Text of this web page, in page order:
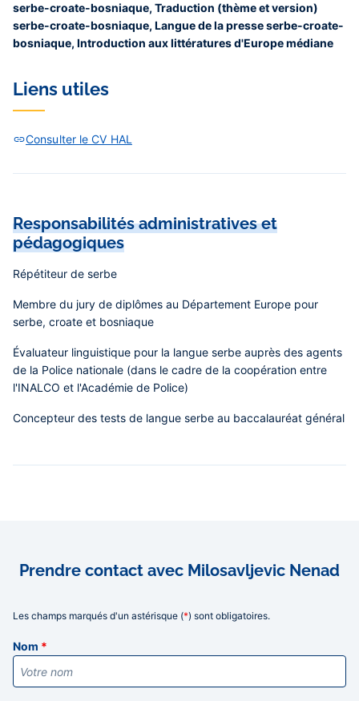
serbe-croate-bosniaque, Traduction (thème et version)
serbe-croate-bosniaque, Langue de la presse serbe-croate-
bosniaque, Introduction aux littératures d'Europe médiane
Liens utiles
Consulter le CV HAL
Responsabilités administratives et
pédagogiques
Répétiteur de serbe
Membre du jury de diplômes au Département Europe pour
serbe, croate et bosniaque
Évaluateur linguistique pour la langue serbe auprès des agents
de la Police nationale (dans le cadre de la coopération entre
l'INALCO et l'Académie de Police)
Concepteur des tests de langue serbe au baccalauréat général
Prendre contact avec Milosavljevic Nenad
Les champs marqués d'un astérisque (*) sont obligatoires.
Nom *